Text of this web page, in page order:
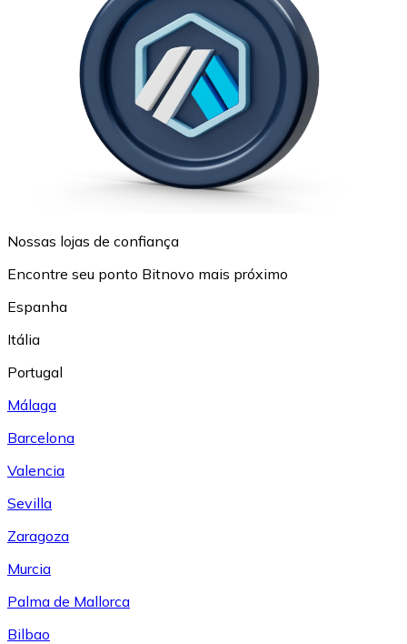
Nossas lojas de confiança
Encontre seu ponto Bitnovo mais próximo
Espanha
Itália
Portugal
Málaga
Barcelona
Valencia
Sevilla
Zaragoza
Murcia
Palma de Mallorca
Bilbao